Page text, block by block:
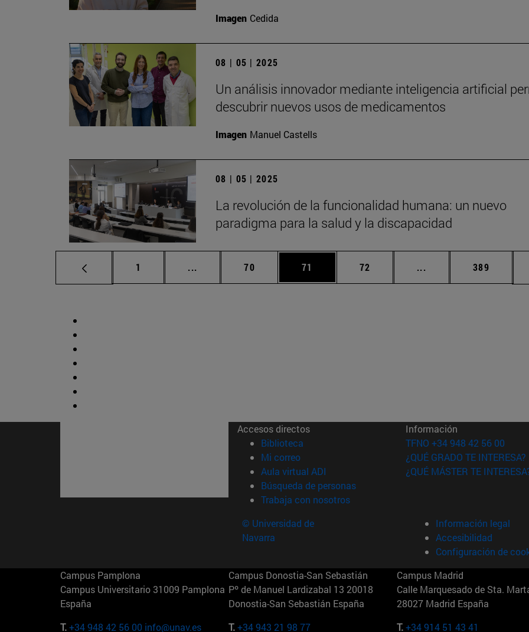
Imagen Cedida
08 | 05 | 2025
Un análisis innovador mediante inteligencia artificial
descubrir nuevos usos de medicamentos
Imagen Manuel Castells
08 | 05 | 2025
La revolución de la funcionalidad humana: un nuevo
paradigma para la salud y la discapacidad
Página
1 ... Páginas intermedias Use TAB para desplazarse.
Página
70 Página
71 Página
72 ... Páginas intermedias
Página
389
Accesos directos
Biblioteca (abre en nueva ventana)
Mi correo(abre en nueva ventana)
Aula virtual ADI (abre en nueva ventana)
Búsqueda de personas(abre en nueva ventana)
Trabaja con nosotros(abre en nueva ventana)
Información
TFNO +34 948 42 56 00
¿QUÉ GRADO TE INTERESA?
¿QUÉ MÁSTER TE
© Universidad de
Navarra
Información legal
Accesibilidad
Configuración de
Campus Pamplona
Campus Universitario 31009 Pamplona
España
T.+34 948 42 56 00 info@unav.es
Campus Donostia-San Sebastián
Pº de Manuel Lardizabal 13 20018
Donostia-San Sebastián España
T.+34 943 21 98 77
Campus Madrid
Calle Marquesado de Sta.
28027 Madrid España
T.+34 914 51 43 41